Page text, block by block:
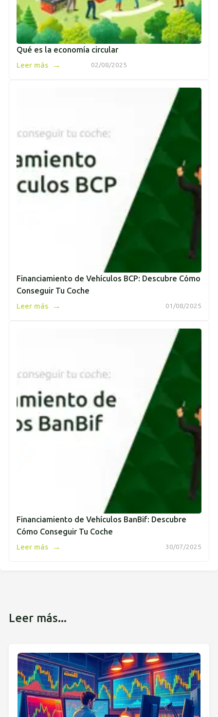
Qué es la economía circular
02/08/2025
Leer más →
Financiamiento de Vehículos BCP: Descubre Cómo
Conseguir Tu Coche
01/08/2025
Leer más →
Financiamiento de Vehículos BanBif: Descubre
Cómo Conseguir Tu Coche
30/07/2025
Leer más →
Leer más...